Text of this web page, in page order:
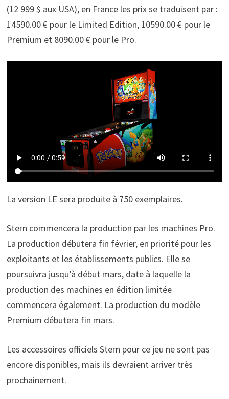
(12 999 $ aux USA), en France les prix se traduisent par :
14590.00 € pour le Limited Edition, 10590.00 € pour le
Premium et 8090.00 € pour le Pro.
La version LE sera produite à 750 exemplaires.
Stern commencera la production par les machines Pro.
La production débutera fin février, en priorité pour les
exploitants et les établissements publics. Elle se
poursuivra jusqu’à début mars, date à laquelle la
production des machines en édition limitée
commencera également. La production du modèle
Premium débutera fin mars.
Les accessoires officiels Stern pour ce jeu ne sont pas
encore disponibles, mais ils devraient arriver très
prochainement.